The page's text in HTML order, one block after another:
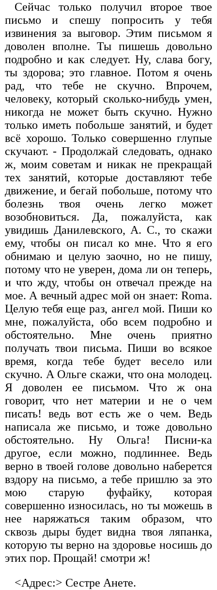
Сейчас только получил второе твое
письмо и спешу попросить у тебя
извинения за выговор. Этим письмом я
доволен вполне. Ты пишешь довольно
подробно и как следует. Ну, слава богу,
ты здорова; это главное. Потом я очень
рад, что тебе не скучно. Впрочем,
человеку, который сколько-нибудь умен,
никогда не может быть скучно. Нужно
только иметь побольше занятий, и будет
всё хорошо. Только совершенно глупые
скучают. - Продолжай следовать, однако
ж, моим советам и никак не прекращай
тех занятий, которые доставляют тебе
движение, и бегай побольше, потому что
болезнь твоя очень легко может
возобновиться. Да, пожалуйста, как
увидишь Данилевского, А. С., то скажи
ему, чтобы он писал ко мне. Что я его
обнимаю и целую заочно, но не пишу,
потому что не уверен, дома ли он теперь,
и что жду, чтобы он отвечал прежде на
мое. А вечный адрес мой он знает: Roma.
Целую тебя еще раз, ангел мой. Пиши ко
мне, пожалуйста, обо всем подробно и
обстоятельно. Мне очень приятно
получать твои письма. Пиши во всякое
время, когда тебе будет весело или
скучно. А Ольге скажи, что она молодец.
Я доволен ее письмом. Что ж она
говорит, что нет материи и не о чем
писать! ведь вот есть же о чем. Ведь
написала же письмо, и тоже довольно
обстоятельно. Ну Ольга! Писни-ка
другое, если можно, подлиннее. Ведь
верно в твоей голове довольно наберется
вздору на письмо, а тебе пришлю за это
мою старую фуфайку, которая
совершенно износилась, но ты можешь в
нее наряжаться таким образом, что
сквозь дыры будет видна твоя ляпанка,
которую ты верно на здоровье носишь до
этих пор. Прощай! смотри ж!
<Адрес:> Сестре Анете.